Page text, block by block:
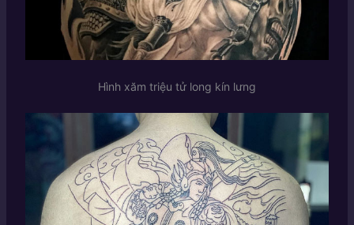
Hình xăm triệu tử long kín lưng